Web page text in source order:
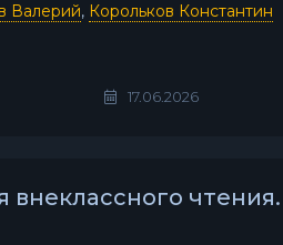
Валерий, Корольков Константин
17.06.2026
чтения.